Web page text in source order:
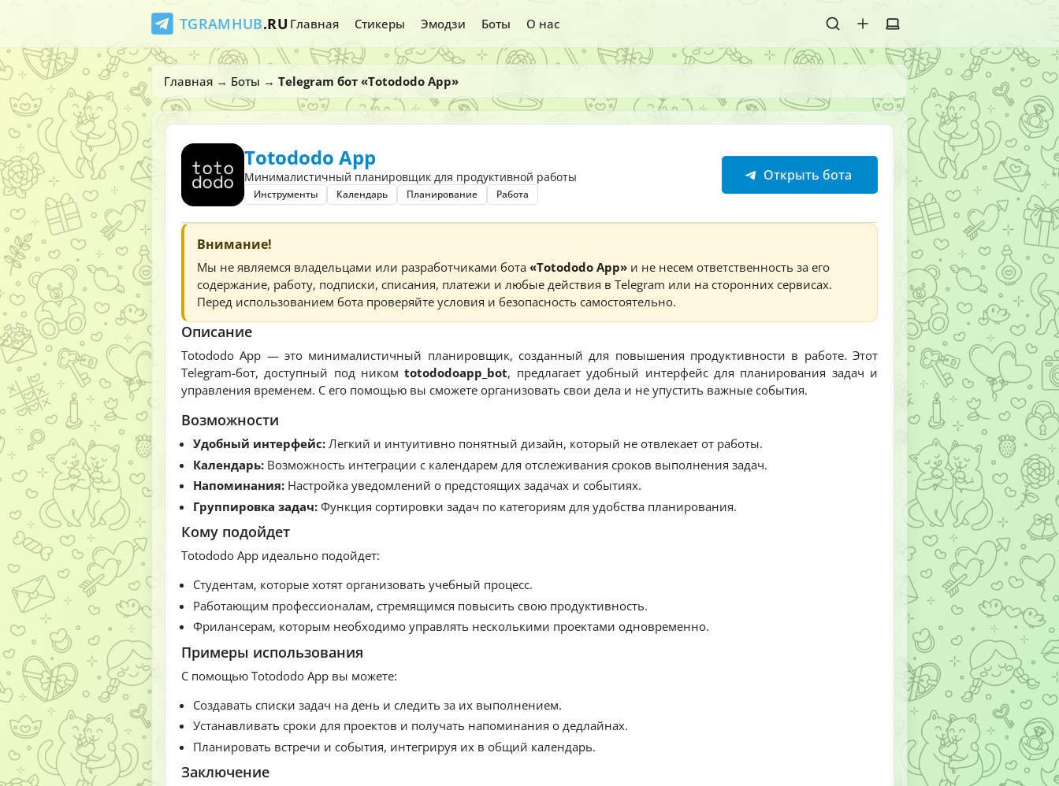
TGRAMHUB.RU Главная Стикеры Эмодзи Боты О нас
Главная → Боты → Telegram бот «Totododo App»
Totododo App
Минималистичный планировщик для продуктивной работы
Инструменты Календарь Планирование Работа
Открыть бота
Внимание!
Мы не являемся владельцами или разработчиками бота «Totododo App» и не несем ответственность за его
содержание, работу, подписки, списания, платежи и любые действия в Telegram или на сторонних сервисах.
Перед использованием бота проверяйте условия и безопасность самостоятельно.
Описание
Totododo App — это минималистичный планировщик, созданный для повышения продуктивности в работе. Этот
Telegram-бот, доступный под никомtotododoapp_bot, предлагает удобный интерфейс для планирования задач и
управления временем. С его помощью вы сможете организовать свои дела и не упустить важные события.
Возможности
Удобный интерфейс: Легкий и интуитивно понятный дизайн, который не отвлекает от работы.
Календарь: Возможность интеграции с календарем для отслеживания сроков выполнения задач.
Напоминания: Настройка уведомлений о предстоящих задачах и событиях.
Группировка задач: Функция сортировки задач по категориям для удобства планирования.
Кому подойдет
Totododo App идеально подойдет:
Студентам, которые хотят организовать учебный процесс.
Работающим профессионалам, стремящимся повысить свою продуктивность.
Фрилансерам, которым необходимо управлять несколькими проектами одновременно.
Примеры использования
С помощью Totododo App вы можете:
Создавать списки задач на день и следить за их выполнением.
Устанавливать сроки для проектов и получать напоминания о дедлайнах.
Планировать встречи и события, интегрируя их в общий календарь.
Заключение